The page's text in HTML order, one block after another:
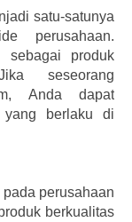
satu-satunya
perusahaan.
sebagai produk
seseorang
Anda dapat
yang berlaku di
perusahaan
berkualitas